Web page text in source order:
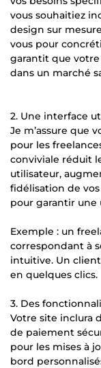
vous souhaitiez
design sur
vous pour
garantit que
dans un marché
2. Une interface
Je m’assure que
pour les
conviviale réduit
utilisateur,
fidélisation de
pour garantir
Exemple : un
correspondant à
intuitive. Un
en quelques clics.
3. Des
Votre site inclura
de paiement
pour les mises à
bord